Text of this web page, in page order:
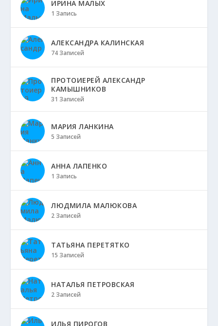
ИРИНА МАЛЫХ
1 Запись
АЛЕКСАНДРА КАЛИНСКАЯ
74 Записей
ПРОТОИЕРЕЙ АЛЕКСАНДР
КАМЫШНИКОВ
31 Записей
МАРИЯ ЛАНКИНА
5 Записей
АННА ЛАПЕНКО
1 Запись
ЛЮДМИЛА МАЛЮКОВА
2 Записей
ТАТЬЯНА ПЕРЕТЯТКО
15 Записей
НАТАЛЬЯ ПЕТРОВСКАЯ
2 Записей
ИЛЬЯ ПИРОГОВ